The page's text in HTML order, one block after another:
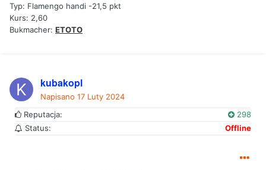
Typ: Flamengo handi -21,5 pkt
Kurs: 2,60
Bukmacher: ETOTO
kubakopl
Napisano 17 Luty 2024
Reputacja:
298
Status:
Offline